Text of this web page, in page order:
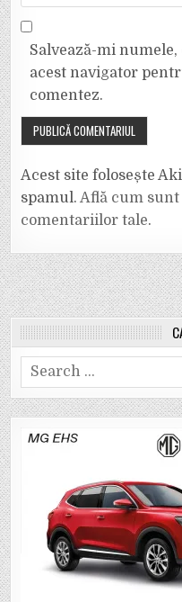
Salvează-mi
acest navigator
comentez.
Acest site folosește
spamul.Află cum sunt
comentariilor tale.
Search
for: